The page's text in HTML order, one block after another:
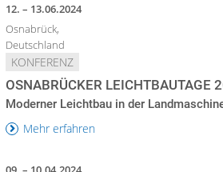
12. – 13.06.2024
Osnabrück,
Deutschland
KONFERENZ
OSNABRÜCKER LEICHTBAUTAGE
Moderner Leichtbau in der
Mehr erfahren